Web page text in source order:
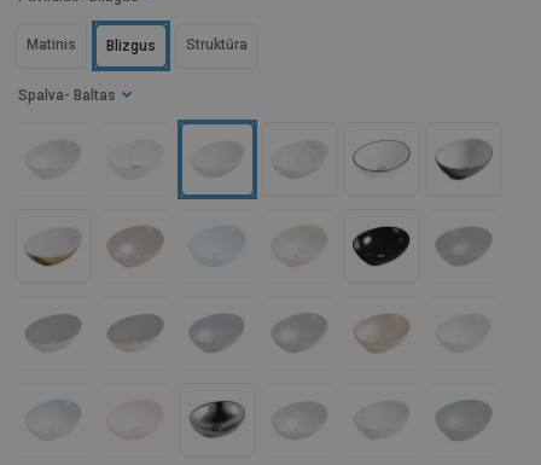
Spalva - Baltas
Blizgus
Matinis Struktūra